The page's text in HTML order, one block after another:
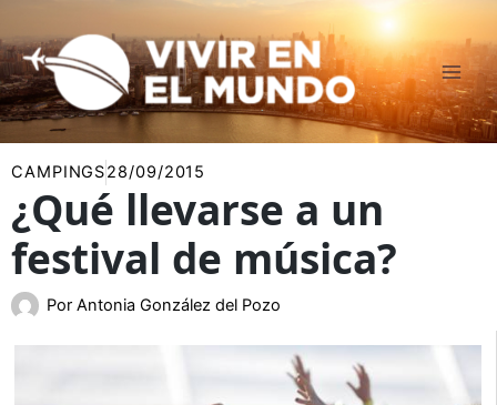
al
contenido
CAMPINGS28/09/2015
¿Qué llevarse a un
festival de música?
Por Antonia González del Pozo